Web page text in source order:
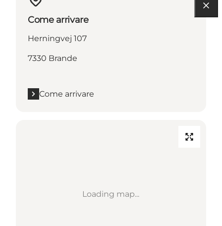
Come arrivare
Herningvej 107
7330 Brande
Come arrivare
Loading map...